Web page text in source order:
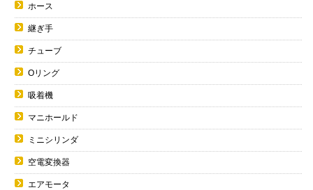
ホース
継ぎ手
チューブ
Oリング
吸着機
マニホールド
ミニシリンダ
空電変換器
エアモータ